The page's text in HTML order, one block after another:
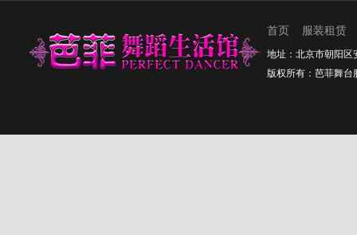
首页 服装租赁
地址：北京市朝阳区
版权所有：芭菲舞台